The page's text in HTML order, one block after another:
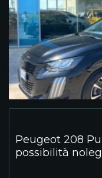
Peugeot 208
possibilità